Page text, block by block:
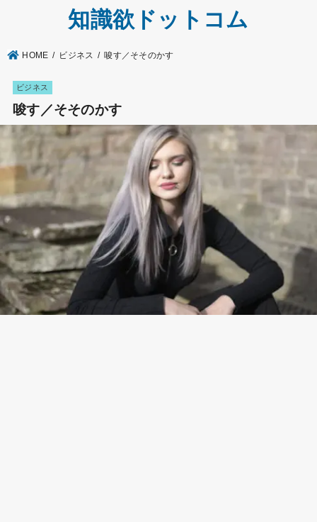
知識欲ドットコム
HOME ビジネス 唆す／そそのかす
ビジネス
唆す／そそのかす